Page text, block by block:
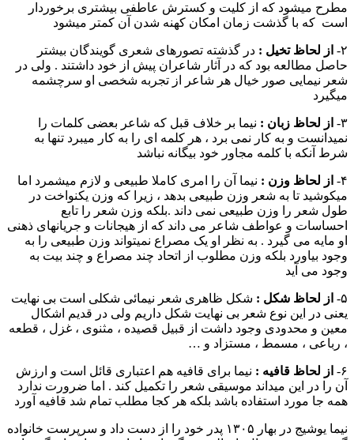
مطرح میشود که از کلیت و کسترش عاطفی بیشتری برخوردار
است که با گذشت زمان امکان کهنه شدن آن کمتر میشود
۲- از لحاظ تخیل : در گذشته تصورهای شعری گویندگان بیشتر
حاصل مطالعه بود که در آثار شاعران پیش از خود داشتند . ولی در
شعر نیمایی صور خیال هر شاعر از تجربه شخصی او سرچشمه
میگیرد
۳- از لحاظ زبان : نیما بر خلاف قبل که شاعر بعضی کلمات را
نمیدانست و به کار نمی برد ، هر کلمه ای را به کار میبرد تنها به
شرط آنکه با کلمه مجاور خود بیگانه نباشد
۴- از لحاظ وزن : نیما آن را امری کاملا طبیعی و لازم میشمرد اما
میکوشید تا به شعر وزن طبیعی بدهد ، زیرا که وزن یکنواخت در
طول شعر را وزن طبیعی نمی داند .بلکه وزن شعر را تابع
احساسات و عواطف شاعر می داند که از هیجانات و جریانهای ذهنی
او مایه می گیرد . به نظر او یک مصراع نمیتواند وزن طبیعی را به
وجود بیاورد بلکه وزن مطلوب از اتحاد چند مصراع و چند بیت به
وجود می آید
۵- از لحاظ شکل : شکل ظاهری شعر نیمائی شکلی است بی نهایت
یعنی در این نوع شعر بی نهایت شکل داریم ولی در قدیم اشکال
معین و محدودی وجود داشت از قبیل قصیده ، مثنوی ، غزل ، قطعه
، رباعی ، مسمط ، مستزاد و …
۶- از لحاظ قافیه : نیما برای قافیه هم اعتباری قائل است و ارزش
آن را در این میداند موسیقی شعر را تکمیل کند . اما ضرورت ندارد
همه جا مورد استفاده باشد بلکه هر کجا مطلب تمام شد قافیه آورد
نیما یوشیج در بهار ۱۳۰۵ پدر خود را از دست داد و سرپرست خانواده